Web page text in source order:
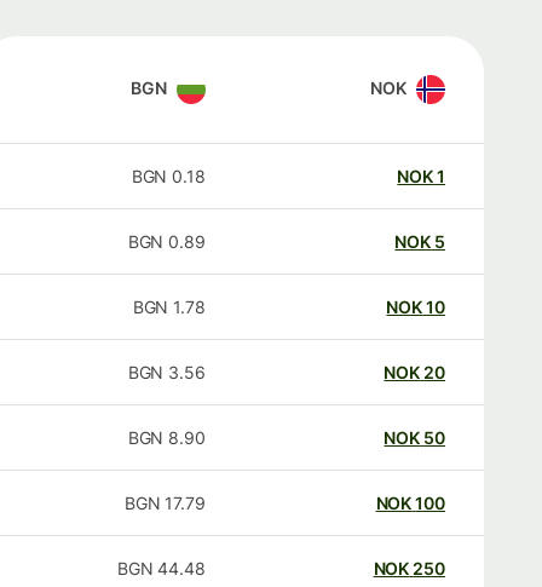
NOK
BGN
NOK
0.18
BGN
NOK
0.89
BGN
NOK
1.78
BGN
20
NOK
3.56
BGN
50
NOK
8.90
BGN
100
NOK
17.79
BGN
250
NOK
44.48
BGN